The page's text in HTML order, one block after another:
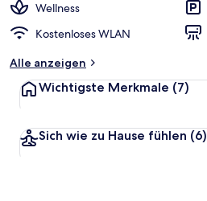
Wellness
Kostenloses WLAN
Alle anzeigen
Wichtigste Merkmale (7)
Sich wie zu Hause fühlen (6)